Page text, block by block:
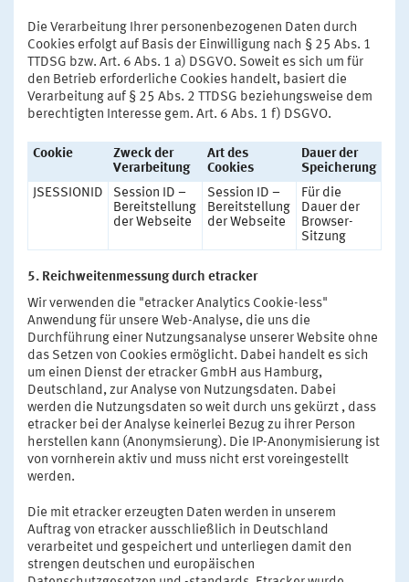
Die Verarbeitung Ihrer personenbezogenen Daten durch
Cookies erfolgt auf Basis der Einwilligung nach § 25 Abs. 1
TTDSG bzw. Art. 6 Abs. 1 a) DSGVO. Soweit es sich um für
den Betrieb erforderliche Cookies handelt, basiert die
Verarbeitung auf § 25 Abs. 2 TTDSG beziehungsweise dem
berechtigten Interesse gem. Art. 6 Abs. 1 f) DSGVO.
Cookie
Zweck der
Verarbeitung
Art des
Cookies
Dauer der
Speicherung
JSESSIONID
Session ID –
Bereitstellung
der Webseite
Session ID –
Bereitstellung
der Webseite
Für die
Dauer der
Browser-
Sitzung
5. Reichweitenmessung durch etracker
Wir verwenden die "etracker Analytics Cookie-less"
Anwendung für unsere Web-Analyse, die uns die
Durchführung einer Nutzungsanalyse unserer Website ohne
das Setzen von Cookies ermöglicht. Dabei handelt es sich
um einen Dienst der etracker GmbH aus Hamburg,
Deutschland, zur Analyse von Nutzungsdaten. Dabei
werden die Nutzungsdaten so weit durch uns gekürzt , dass
etracker bei der Analyse keinerlei Bezug zu ihrer Person
herstellen kann (Anonymsierung). Die IP-Anonymisierung ist
von vornherein aktiv und muss nicht erst voreingestellt
werden.
Die mit etracker erzeugten Daten werden in unserem
Auftrag von etracker ausschließlich in Deutschland
verarbeitet und gespeichert und unterliegen damit den
strengen deutschen und europäischen